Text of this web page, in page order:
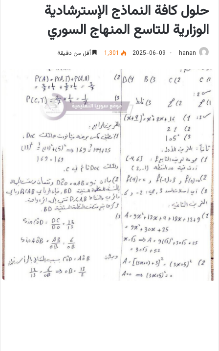
حلول كافة النماذج الإسترشادية
الوزارية للتاسع المنهاج السوري
hanan
2025-06-09 1٬301 أقل من دقيقة